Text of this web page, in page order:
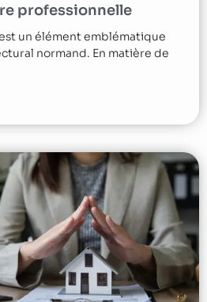
professionnelle
un élément emblématique
normand. En matière de